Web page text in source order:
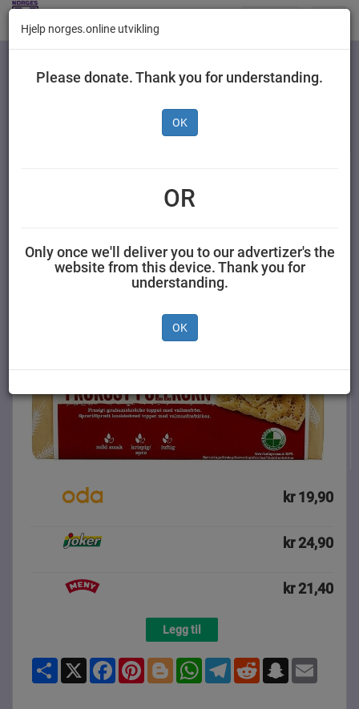
Kategorier
320 g
kr 19,90
kr 24,90
kr 21,40
Legg til
Share X FacebookPinterestBloggerWhatsAppTelegramReddit Snapchat
Hjelp norges.online utvikling
Please donate. Thank you for understanding.
OK
OR
Only once we'll deliver you to our advertizer's the
website from this device. Thank you for
understanding.
OK